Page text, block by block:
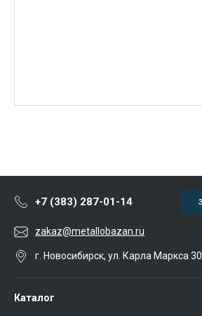
+7 (383) 287-01-14
zakaz@metallobazan.ru
г. Новосибирск, ул. Карла Маркса
Каталог